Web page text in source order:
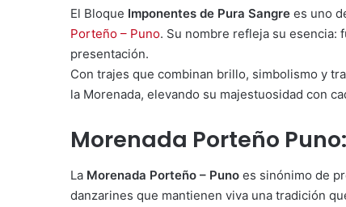
El Bloque Imponentes de Pura Sangre es uno
Porteño – Puno. Su nombre refleja su esencia:
presentación.
Con trajes que combinan brillo, simbolismo y
la Morenada, elevando su majestuosidad con
Morenada Porteño
La Morenada Porteño – Puno es sinónimo de
danzarines que mantienen viva una tradición